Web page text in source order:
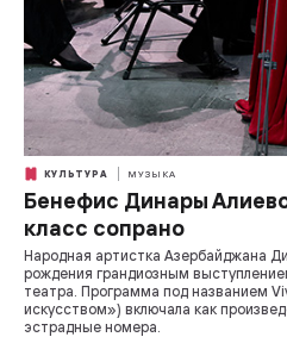
КУЛЬТУРА МУЗЫКА
Бенефис Динары
класс сопрано
Народная артистка Азербайджана
рождения грандиозным
театра. Программа под названием
искусством») включала как
эстрадные номера.